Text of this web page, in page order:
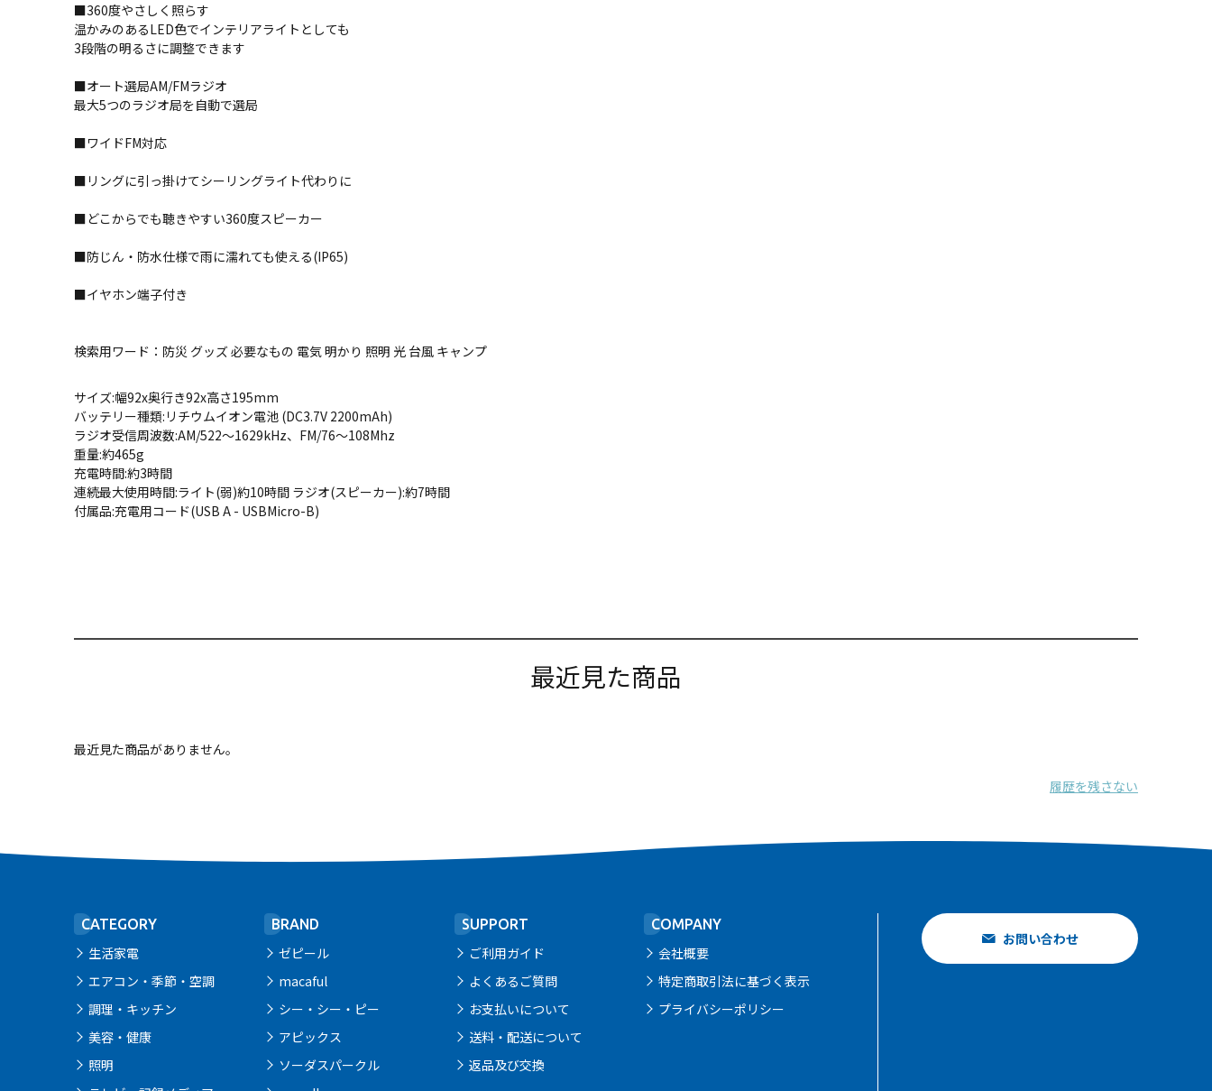
■360度やさしく照らす
温かみのあるLED色でインテリアライトとしても
3段階の明るさに調整できます
■オート選局AM/FMラジオ
最大5つのラジオ局を自動で選局
■ワイドFM対応
■リングに引っ掛けてシーリングライト代わりに
■どこからでも聴きやすい360度スピーカー
■防じん・防水仕様で雨に濡れても使える(IP65)
■イヤホン端子付き
検索用ワード：防災 グッズ 必要なもの 電気 明かり 照明 光 台風 キャンプ
サイズ:幅92x奥行き92x高さ195mm
バッテリー種類:リチウムイオン電池 (DC3.7V 2200mAh)
ラジオ受信周波数:AM/522～1629kHz、FM/76～108Mhz
重量:約465g
充電時間:約3時間
連続最大使用時間:ライト(弱)約10時間 ラジオ(スピーカー):約7時間
付属品:充電用コード(USB A - USBMicro-B)
最近見た商品
最近見た商品がありません。
履歴を残さない
CATEGORY
生活家電
エアコン・季節・空調
調理・キッチン
美容・健康
照明
BRAND
ゼピール
macaful
シー・シー・ピー
アピックス
ソーダスパークル
SUPPORT
ご利用ガイド
よくあるご質問
お支払いについて
送料・配送について
返品及び交換
COMPANY
会社概要
特定商取引法に基づく表示
プライバシーポリシー
お問い合わせ